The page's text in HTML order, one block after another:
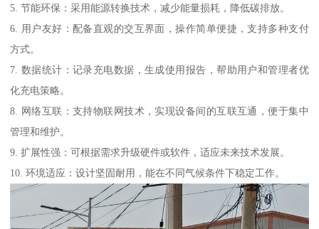
5. 节能环保：采用能源转换技术，减少能量损耗，降低碳排放。
6. 用户友好：配备直观的交互界面，操作简单便捷，支持多种支付
方式。
7. 数据统计：记录充电数据，生成使用报告，帮助用户和管理者优
化充电策略。
8. 网络互联：支持物联网技术，实现设备间的互联互通，便于集中
管理和维护。
9. 扩展性强：可根据需求升级硬件或软件，适应未来技术发展。
10. 环境适应：设计坚固耐用，能在不同气候条件下稳定工作。